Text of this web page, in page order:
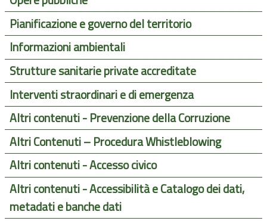
Pianificazione e governo del territorio
Informazioni ambientali
Strutture sanitarie private accreditate
Interventi straordinari e di emergenza
Altri contenuti - Prevenzione della Corruzione
Altri Contenuti – Procedura Whistleblowing
Altri contenuti - Accesso civico
Altri contenuti - Accessibilità e Catalogo dei dati,
metadati e banche dati